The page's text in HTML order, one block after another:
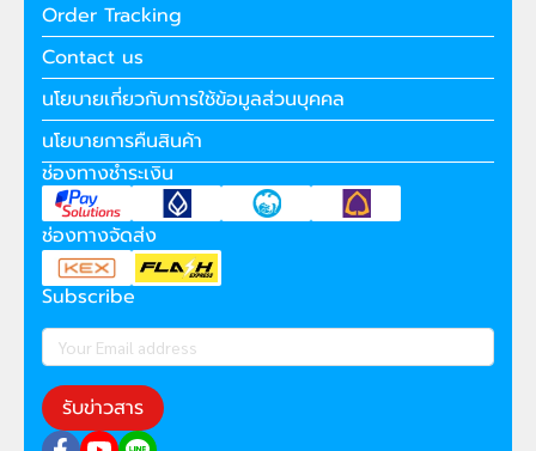
Order Tracking
Contact us
นโยบายเกี่ยวกับการใช้ข้อมูลส่วนบุคคล
นโยบายการคืนสินค้า
ช่องทางชำระเงิน
ช่องทางจัดส่ง
Subscribe
รับข่าวสาร